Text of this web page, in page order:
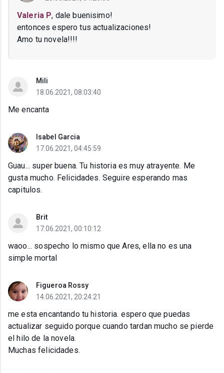
Valeria P, dale buenisimo!
entonces espero tus actualizaciones!
Amo tu novela!!!!
Mili
18.06.2021, 08:03:40
Me encanta
Isabel Garcia
17.06.2021, 04:45:59
Guau... super buena. Tu historia es muy atrayente. Me
gusta mucho. Felicidades. Seguire esperando mas
capitulos.
Brit
17.06.2021, 00:10:12
waoo... sospecho lo mismo que Ares, ella no es una
simple mortal
Figueroa Rossy
14.06.2021, 20:24:21
me esta encantando tu historia. espero que puedas
actualizar seguido porque cuando tardan mucho se pierde
el hilo de la novela.
Muchas felicidades.